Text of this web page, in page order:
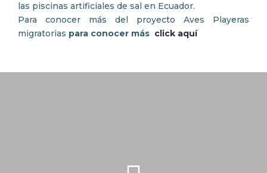
las piscinas artificiales de sal en Ecuador.
Para conocer más del proyecto Aves Playeras
migratorias para conocer más click aquí